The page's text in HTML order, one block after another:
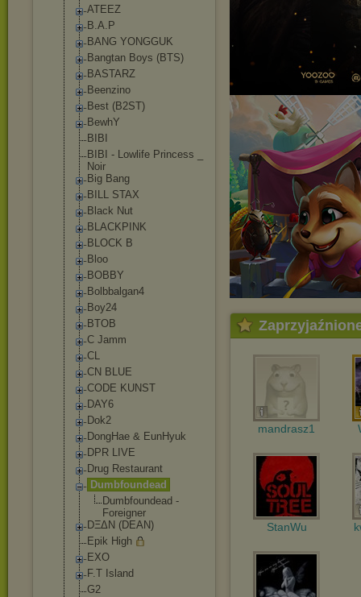
ATEEZ
B.A.P
BANG YONGGUK
Bangtan Boys (BTS)
BASTARZ
Beenzino
Best (B2ST)
BewhY
BIBI
BIBI - Lowlife Princess _
Noir
Big Bang
BILL STAX
Black Nut
BLACKPINK
BLOCK B
Bloo
BOBBY
Bolbbalgan4
Boy24
BTOB
C Jamm
CL
CN BLUE
CODE KUNST
DAY6
Dok2
DongHae & EunHyuk
DPR LIVE
Drug Restaurant
Dumbfoundead
Dumbfoundead -
Foreigner
DΞΔN (DEAN)
Epik High
EXO
F.T Island
G2
mandrasz1
StanWu